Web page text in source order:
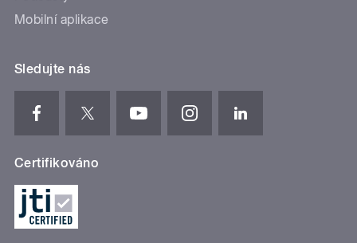
Mobilní aplikace
Sledujte nás
Certifikováno